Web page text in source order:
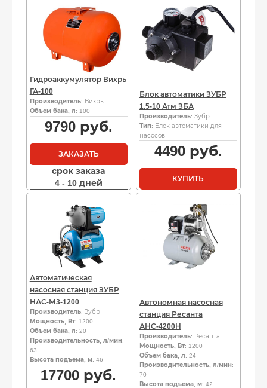
Гидроаккумулятор Вихрь
ГА-100
Производитель: Вихрь
Объем бака, л: 100
9790руб.
ЗАКАЗАТЬ
срок заказа
4 - 10 дней
Блок автоматики ЗУБР
1.5-10 Атм ЗБА
Производитель: Зубр
Тип: Блок автоматики для
насосов
4490руб.
КУПИТЬ
Автоматическая
насосная станция ЗУБР
НАС-М3-1200
Производитель: Зубр
Мощность, Вт: 1200
Объем бака, л: 20
Производительность, л/мин:
63
Высота подъема, м: 46
17700 руб.
Автономная насосная
станция Ресанта
АНС-4200Н
Производитель: Ресанта
Мощность, Вт: 1200
Объем бака, л: 24
Производительность, л/мин:
70
Высота подъема, м: 42